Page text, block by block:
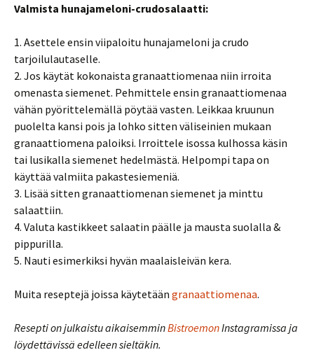
Valmista hunajameloni-crudosalaatti:
1. Asettele ensin viipaloitu hunajameloni ja crudo
tarjoilulautaselle.
2. Jos käytät kokonaista granaattiomenaa niin irroita
omenasta siemenet. Pehmittele ensin granaattiomenaa
vähän pyörittelemällä pöytää vasten. Leikkaa kruunun
puolelta kansi pois ja lohko sitten väliseinien mukaan
granaattiomena paloiksi. Irroittele isossa kulhossa käsin
tai lusikalla siemenet hedelmästä. Helpompi tapa on
käyttää valmiita pakastesiemeniä.
3. Lisää sitten granaattiomenan siemenet ja minttu
salaattiin.
4. Valuta kastikkeet salaatin päälle ja mausta suolalla &
pippurilla.
5. Nauti esimerkiksi hyvän maalaisleivän kera.
Muita reseptejä joissa käytetään granaattiomenaa.
Resepti on julkaistu aikaisemminBistroemonInstagramissa ja
löydettävissä edelleen sieltäkin.